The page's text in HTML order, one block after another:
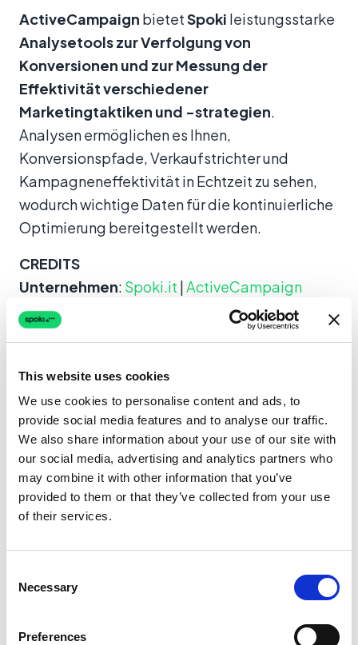
This website uses cookies
We use cookies to personalise content and ads, to
provide social media features and to analyse our traffic.
We also share information about your use of our site with
our social media, advertising and analytics partners who
may combine it with other information that you’ve
provided to them or that they’ve collected from your use
of their services.
Selection
Necessary
Preferences
ActiveCampaign bietetSpoki leistungsstarke
Analysetools zur Verfolgung von
Konversionen und zur Messung der
Effektivität verschiedener
Marketingtaktiken und -strategien.
Analysen ermöglichen es Ihnen,
Konversionspfade, Verkaufstrichter und
Kampagneneffektivität in Echtzeit zu sehen,
wodurch wichtige Daten für die kontinuierliche
Optimierung bereitgestellt werden.
CREDITS
Unternehmen: Spoki.it |ActiveCampaign
Möchten Sie WhatsApp-Marketing mit
Unternehmen integrieren?
Starten Sie mit einem kostenlosen Konto bei
Spokiund beginnen Sie Ihre ersten Kampagnen
mit 5 € Startguthaben.
Kostenlos testen
freuen uns auf Sie!